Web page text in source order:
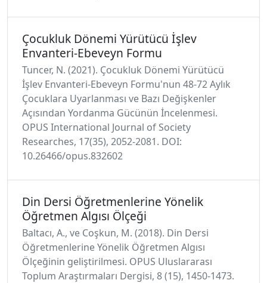
Çocukluk Dönemi Yürütücü İşlev
Envanteri-Ebeveyn Formu
Tuncer, N. (2021). Çocukluk Dönemi Yürütücü
İşlev Envanteri-Ebeveyn Formu'nun 48-72 Aylık
Çocuklara Uyarlanması ve Bazı Değişkenler
Açısından Yordanma Gücünün İncelenmesi.
OPUS International Journal of Society
Researches, 17(35), 2052-2081. DOI:
10.26466/opus.832602
Din Dersi Öğretmenlerine Yönelik
Öğretmen Algısı Ölçeği
Baltacı, A., ve Coşkun, M. (2018). Din Dersi
Öğretmenlerine Yönelik Öğretmen Algısı
Ölçeğinin geliştirilmesi. OPUS Uluslararası
Toplum Araştırmaları Dergisi, 8 (15), 1450-1473.